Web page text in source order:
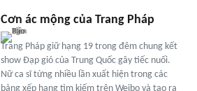
Cơn ác mộng của Trang Pháp
Trang Pháp giữ hạng 19 trong đêm chung kết
show Đạp gió của Trung Quốc gây tiếc nuối.
Nữ ca sĩ từng nhiều lần xuất hiện trong các
bảng xếp hạng tìm kiếm trên Weibo và tạo ra